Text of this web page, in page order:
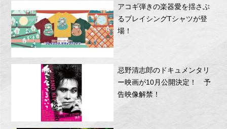
アコギ弾きの楽器愛を揺さぶ
るブレイシングTシャツが登
場！
忌野清志郎のドキュメンタリ
ー映画が10月公開決定！ 予
告映像解禁！